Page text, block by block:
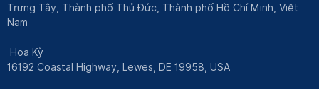
Trưng Tây, Thành phố Thủ Đức, Thành phố Hồ Chí Minh, Việt
Nam
Hoa Kỳ
16192 Coastal Highway, Lewes, DE 19958, USA